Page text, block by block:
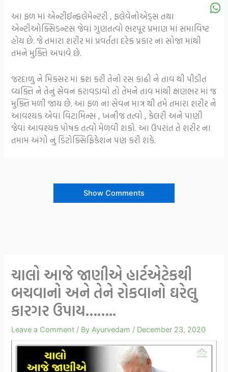
આ ફળ માં એન્ટીઈન્ફલેમેન્ટરી , ફલેવેનોએડ્સ તથા
એન્ટીઓક્સિડન્ટસ જેવાં ગુણતત્વો ભરપૂર પ્રમાણ માં સમાવિષ્ટ
હોય છે. જે તમારા શરીર માં પ્રવર્તતા દરેક પ્રકાર ના સોજા માંથી
તમને મુક્તિ અપાવે છે.
જરદાળુ ને મિકસર માં ક્રશ કરી તેનો રસ કાઢી ને તાવ થી પીડીત
વ્યક્તિ ને તેનું સેવન કરાવડાવો તો તેમને તાવ માંથી ક્ષણભર માં જ
મુક્તિ મળી જાય છે. આ ફળ ના સેવન માત્ર થી તમે તમારા શરીર ને
આવશ્યક એવા વિટામિન્સ , ખનીજ તત્વો , કેલરી અને પાણી
જેવાં આવશ્યક પોષક તત્વો મેળવી શકો. આ ઉપરાંત તે શરીર ના
તમામ અંગો નું ડિટોક્સિફિકેશન પણ કરી શકે.
Show Comments
ચાલો આજે જાણીએ હાર્ટએટેકથી
બચવાનો અને તેને રોકવાનો ઘરેલુ
કારગર ઉપાય……..
Leave a Comment / ByAyurvedam / December 23, 2020